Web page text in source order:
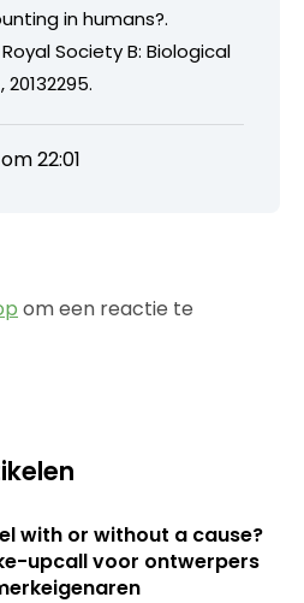
in humans?.
Society B: Biological
22:01
om een reactie te
with or without a cause?
upcall voor ontwerpers